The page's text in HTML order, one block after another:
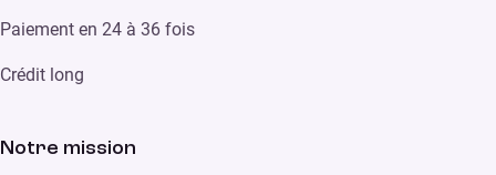
Paiement en 24 à 36 fois
Crédit long
Notre mission